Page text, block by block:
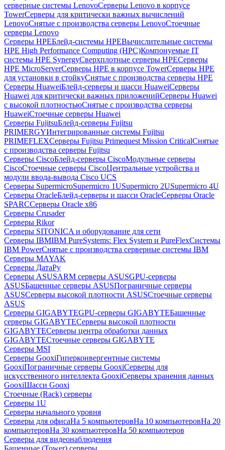
серверные системы LenovoСерверы Lenovo в корпусе
TowerСерверы для критически важных вычислений
LenovoСнятые с производства серверы LenovoСтоечные
серверы Lenovo
Серверы HPEБлейд-системы HPEВычислительные системы
HPE High Performance Computing (HPC)Компонуемые IT
системы HPE SynergyСверхплотные серверы HPEСерверы
HPE MicroServerСерверы HPE в корпусе TowerСерверы HPE
для установки в стойкуСнятые с производства серверы HPE
Серверы HuaweiБлейд-серверы и шасси HuaweiСерверы
Huawei для критически важных приложенийСерверы Huawei
с высокой плотностьюСнятые с производства серверы
HuaweiСтоечные серверы Huawei
Серверы FujitsuБлейд-серверы Fujitsu
PRIMERGYИнтегрированные системы Fujitsu
PRIMEFLEXСерверы Fujitsu Primequest Mission CriticalСнятые
с производства серверы Fujitsu
Серверы CiscoБлейд-серверы CiscoМодульные серверы
CiscoСтоечные серверы CiscoЦентральные устройства и
модули ввода-вывода Cisco UCS
Серверы SupermicroSupermicro 1USupermicro 2USupermicro 4U
Серверы OracleБлейд-серверы и шасси OracleСерверы Oracle
SPARCСерверы Oracle x86
Серверы Crusader
Серверы Rikor
Серверы SITONICA и оборудование для сети
Серверы IBMIBM PureSystems: Flex System и PureFlexСистемы
IBM PowerСнятые с производства серверные системы IBM
Серверы MAYAK
Серверы ДатаРу
Серверы ASUSARM серверы ASUSGPU-серверы
ASUSБашенные серверы ASUSПограничные серверы
ASUSСерверы высокой плотности ASUSСтоечные серверы
ASUS
Серверы GIGABYTEGPU-серверы GIGABYTEБашенные
серверы GIGABYTEСерверы высокой плотности
GIGABYTEСерверы центра обработки данных
GIGABYTEСтоечные серверы GIGABYTE
Серверы MSI
Серверы GooxiГиперконвергентные системы
GooxiПограничные серверы GooxiСерверы для
искусственного интеллекта GooxiСерверы хранения данных
GooxiШасси Gooxi
Стоечные (Rack) серверы
Серверы 1U
Серверы начального уровня
Серверы для офисаНа 5 компьютеровНа 10 компьютеровНа 20
компьютеровНа 30 компьютеровНа 50 компьютеров
Серверы для видеонаблюдения
Башенные (Tower) серверы